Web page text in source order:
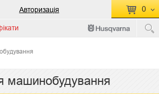
Авторизація 0
КОШИК ПУСТИЙ
до кошику
машинобудування